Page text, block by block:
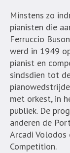
Minstens zo
pianisten die
Ferruccio
werd in 1949
pianist en
sindsdien tot
met orkest, in
publiek. De
anderen de
Arcadi Volodos
Competition.